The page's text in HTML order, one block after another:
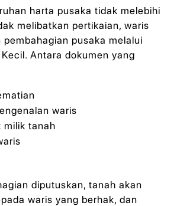
harta pusaka tidak melebihi
melibatkan pertikaian, waris
pembahagian pusaka melalui
Antara dokumen yang
waris
milik tanah
diputuskan, tanah akan
waris yang berhak, dan